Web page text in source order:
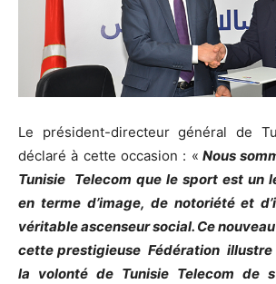
Le président-directeur général de
déclaré à cette occasion : « Nous
Tunisie Telecom que le sport est un
en terme d’image, de notoriété et
véritable ascenseur social. Ce
cette prestigieuse Fédération illustre
la volonté de Tunisie Telecom de